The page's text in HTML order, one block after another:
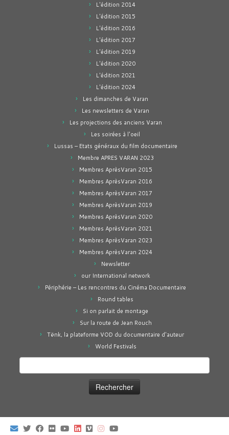
L'édition 2014
L'édition 2015
L'édition 2016
L'édition 2017
L'édition 2019
L'édition 2020
L'édition 2021
L'édition 2024
Les dimanches de Varan
Les newsletters de Varan
Les projections des anciens Varan
Les soirées à l'oeil
Lussas – Etats généraux du film documentaire
Membre APRES VARAN 2023
Membres AprèsVaran 2015
Membres AprèsVaran 2016
Membres AprèsVaran 2017
Membres AprèsVaran 2019
Membres AprèsVaran 2020
Membres AprèsVaran 2021
Membres AprèsVaran 2023
Membres AprèsVaran 2024
Newsletter
our International network
Périphérie – Les rencontres du Cinéma Documentaire
Round tables
Si on parlait de montage
Sur la route de Jean Rouch
Tënk, la plateforme VOD du documentaire d'auteur
World Festivals